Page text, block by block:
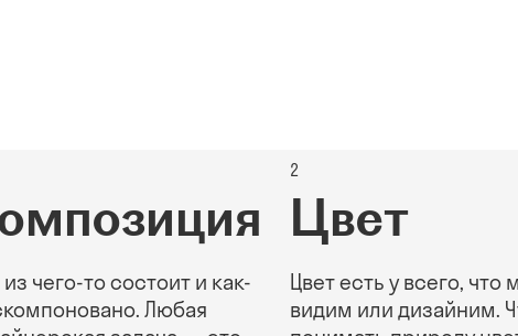
чего-то состоит и как-
Любая
2
Цвет
Цвет есть у всего, что
видим или дизайним.